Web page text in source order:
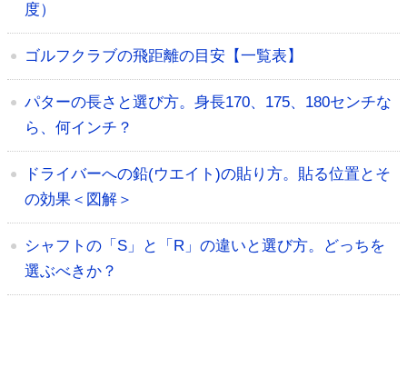
度）
ゴルフクラブの飛距離の目安【一覧表】
パターの長さと選び方。身長170、175、180センチな
ら、何インチ？
ドライバーへの鉛(ウエイト)の貼り方。貼る位置とそ
の効果＜図解＞
シャフトの「S」と「R」の違いと選び方。どっちを
選ぶべきか？